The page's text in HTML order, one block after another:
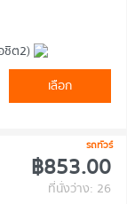
ชิต2)
เลือก
รถทัวร์
฿853.00
ที่นั่งว่าง: 26